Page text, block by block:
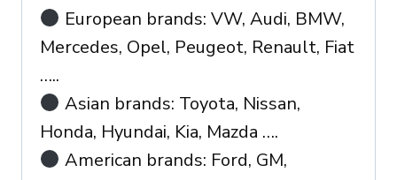
European brands: VW, Audi, BMW,
Mercedes, Opel, Peugeot, Renault, Fiat
…..
Asian brands: Toyota, Nissan,
Honda, Hyundai, Kia, Mazda ….
American brands: Ford, GM,